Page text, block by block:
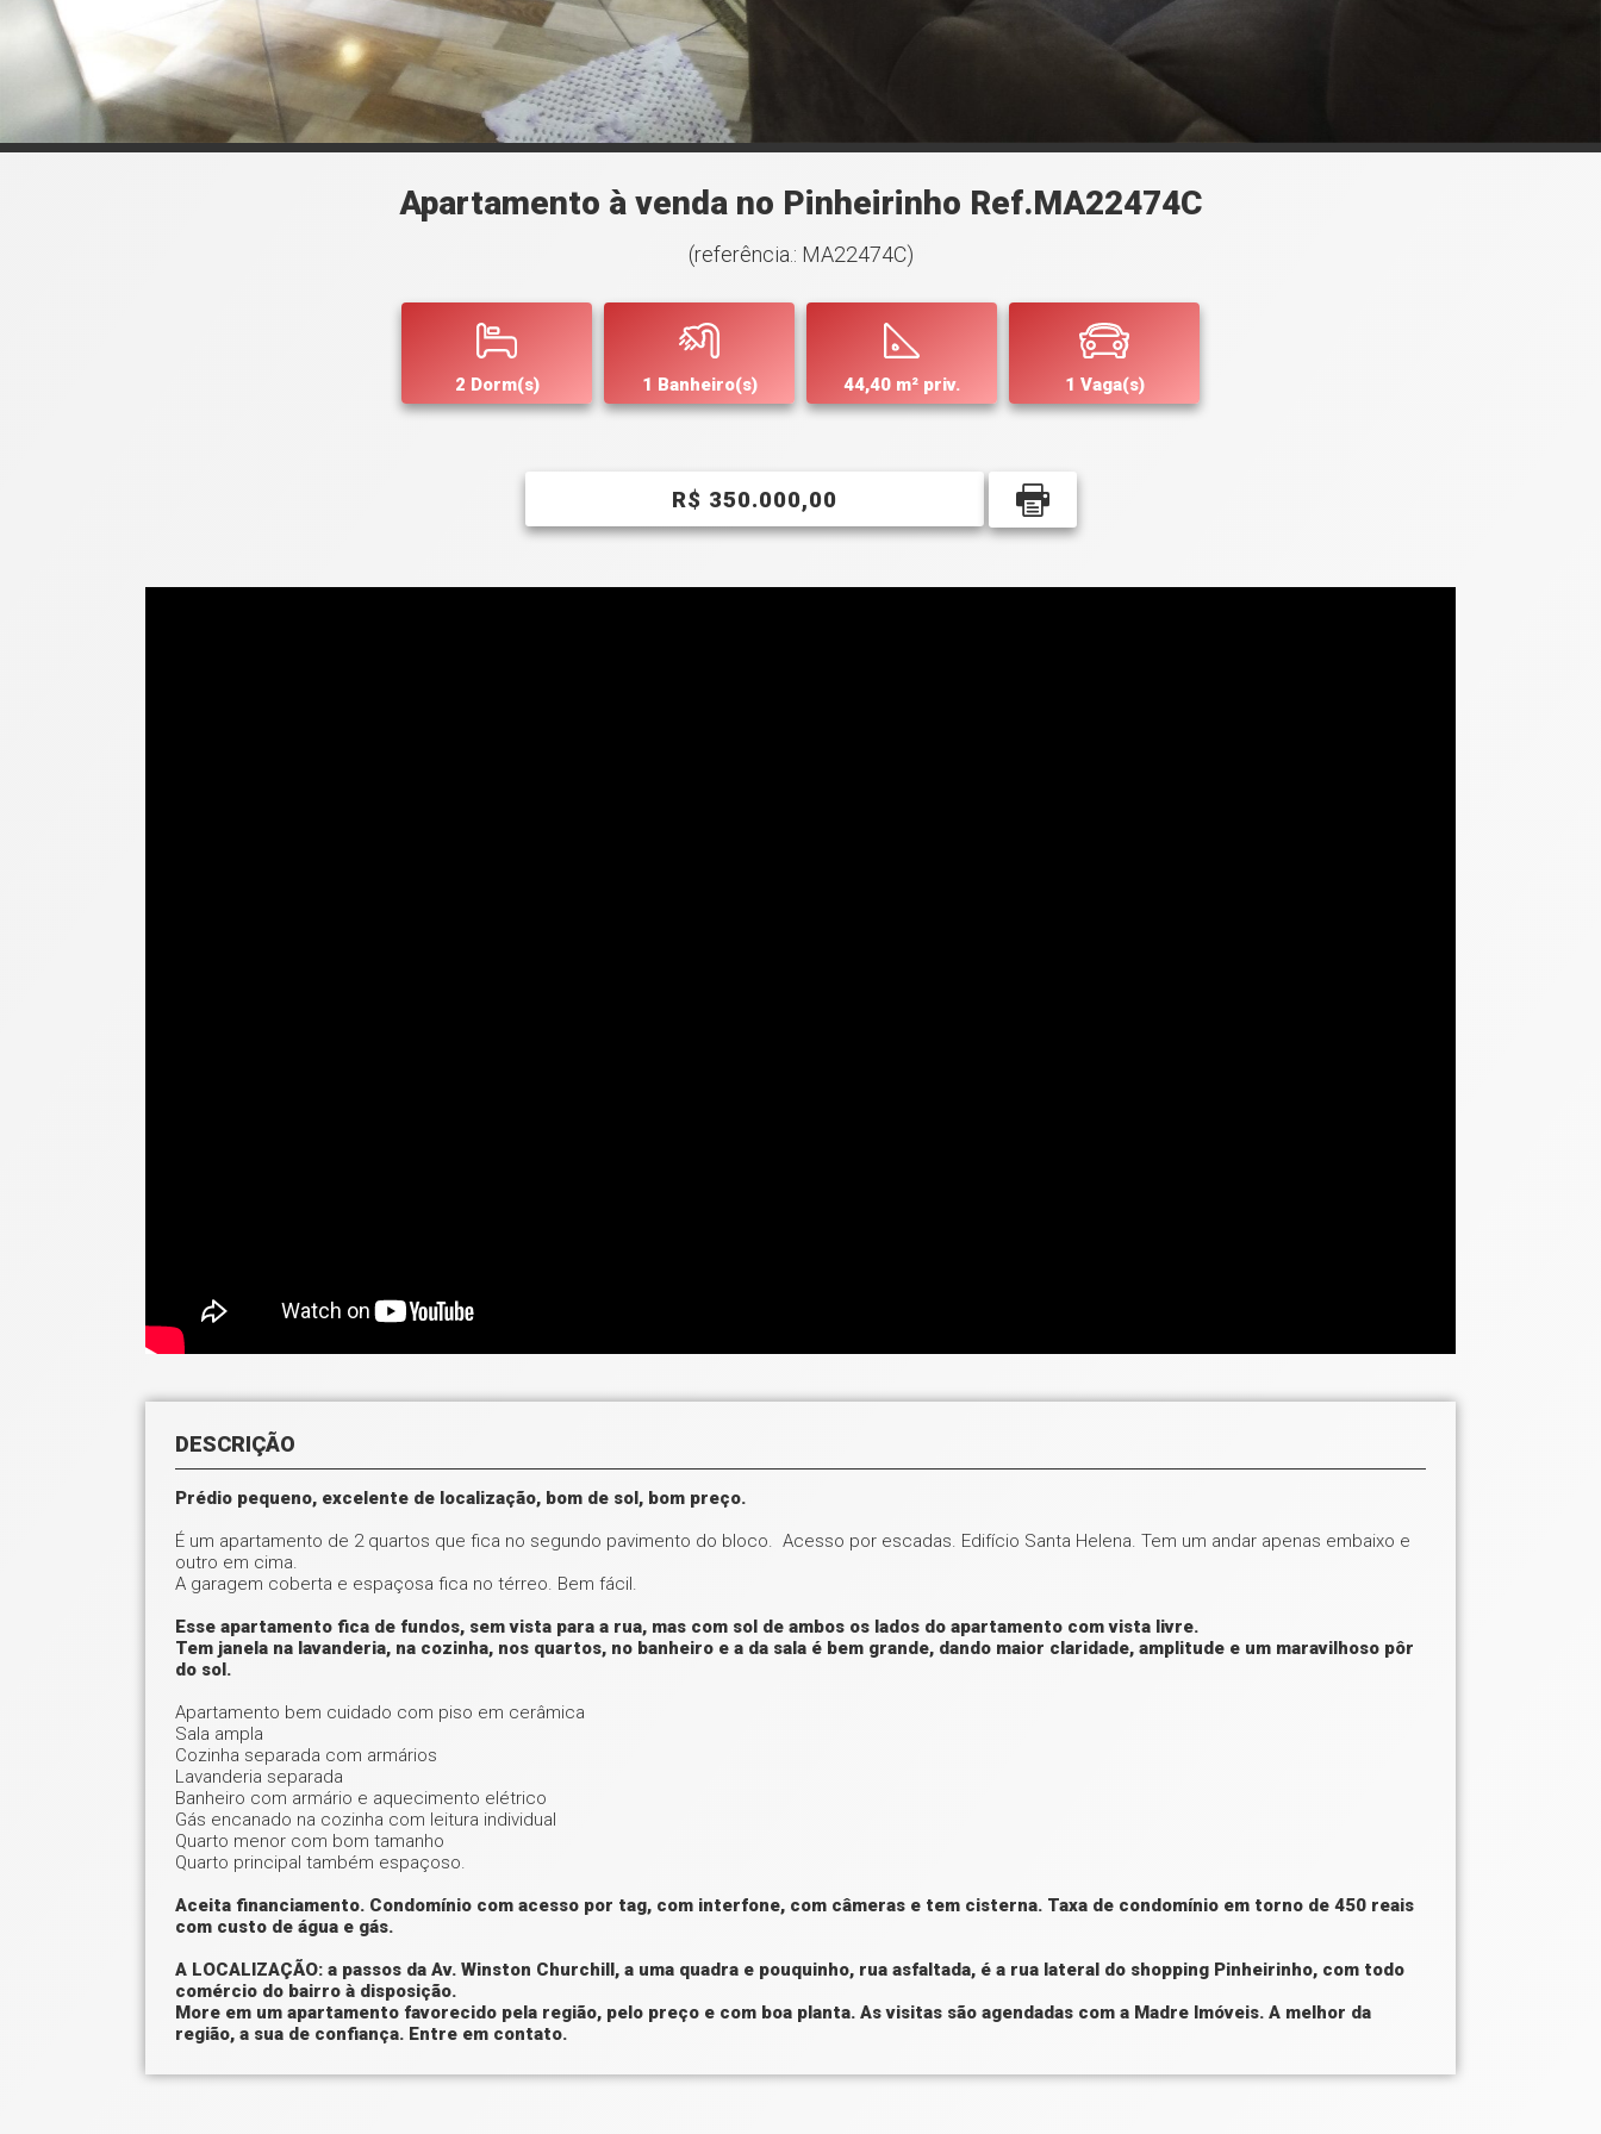
Apartamento à venda no Pinheirinho Ref.MA22474C
(referência.: MA22474C)
2 Dorm(s) 1 Banheiro(s) 44,40 m² priv. 1 Vaga(s)
R$ 350.000,00
DESCRIÇÃO
Prédio pequeno, excelente de localização, bom de sol, bom preço.
É um apartamento de 2 quartos que fica no segundo pavimento do bloco. Acesso por escadas. Edifício Santa Helena. Tem um andar apenas embaixo e
outro em cima.
A garagem coberta e espaçosa fica no térreo. Bem fácil.
Esse apartamento fica de fundos, sem vista para a rua, mas com sol de ambos os lados do apartamento com vista livre.
Tem janela na lavanderia, na cozinha, nos quartos, no banheiro e a da sala é bem grande, dando maior claridade, amplitude e um maravilhoso pôr
do sol.
Apartamento bem cuidado com piso em cerâmica
Sala ampla
Cozinha separada com armários
Lavanderia separada
Banheiro com armário e aquecimento elétrico
Gás encanado na cozinha com leitura individual
Quarto menor com bom tamanho
Quarto principal também espaçoso.
Aceita financiamento. Condomínio com acesso por tag, com interfone, com câmeras e tem cisterna. Taxa de condomínio em torno de 450 reais
com custo de água e gás.
A LOCALIZAÇÃO: a passos da Av. Winston Churchill, a uma quadra e pouquinho, rua asfaltada, é a rua lateral do shopping Pinheirinho, com todo
comércio do bairro à disposição.
More em um apartamento favorecido pela região, pelo preço e com boa planta. As visitas são agendadas com a Madre Imóveis. A melhor da
região, a sua de confiança. Entre em contato.